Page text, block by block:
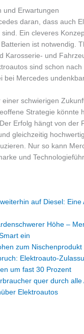
und Erwartungen
daran, dass auch
Ein cleveres
ist notwendig.
Karosserie- und
sind schon
bei Mercedes
schwierigen
Strategie könnte
Erfolg hängt von der
gleichzeitig
Nur so kann
und
auf Diesel: Eine
Höhe –
ein
zum Nischenprodukt
Elektroauto-
um fast 30 Prozent
quer durch alle
Elektroautos